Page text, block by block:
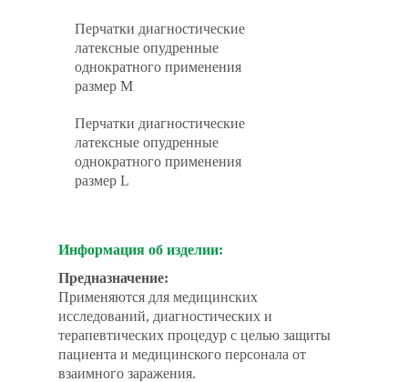
Перчатки диагностические
латексные опудренные
однократного применения
размер M
Перчатки диагностические
латексные опудренные
однократного применения
размер L
Информация об изделии:
Предназначение:
Применяются для медицинских
исследований, диагностических и
терапевтических процедур с целью защиты
пациента и медицинского персонала от
взаимного заражения.